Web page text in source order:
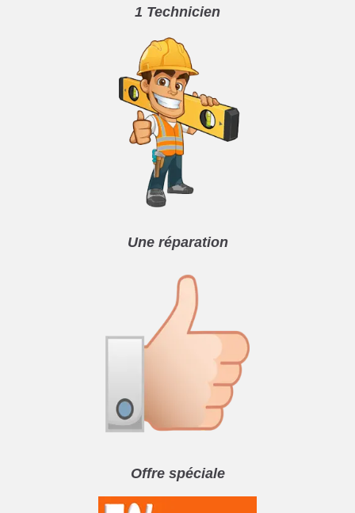
1 Technicien
Une réparation
Offre spéciale